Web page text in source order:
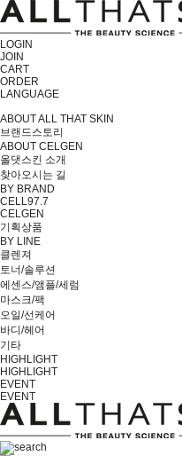
LOGIN
JOIN
CART
ORDER
LANGUAGE
ABOUT ALL THAT SKIN
브랜드스토리
ABOUT CELGEN
올댓스킨 소개
찾아오시는 길
BY BRAND
CELL97.7
CELGEN
기획상품
BY LINE
클렌져
토너/솔루션
에센스/앰플/세럼
마스크/팩
오일/선케어
바디/헤어
기타
HIGHLIGHT
HIGHLIGHT
EVENT
EVENT